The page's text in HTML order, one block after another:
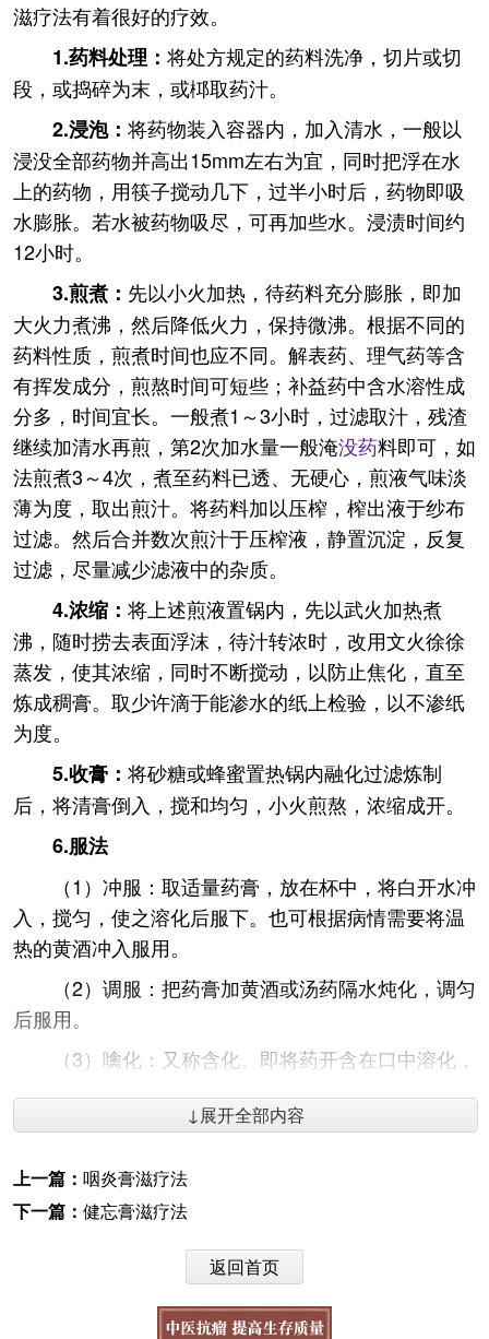
滋疗法有着很好的疗效。
1.药料处理： 将处方规定的药料洗净，切片或切
段，或捣碎为末，或桏取药汁。
2.浸泡： 将药物装入容器内，加入清水，一般以
浸没全部药物并高出15mm左右为宜，同时把浮在水
上的药物，用筷子搅动几下，过半小时后，药物即吸
水膨胀。若水被药物吸尽，可再加些水。浸渍时间约
12小时。
3.煎煮： 先以小火加热，待药料充分膨胀，即加
大火力煮沸，然后降低火力，保持微沸。根据不同的
药料性质，煎煮时间也应不同。解表药、理气药等含
有挥发成分，煎熬时间可短些；补益药中含水溶性成
分多，时间宜长。一般煮1～3小时，过滤取汁，残渣
继续加清水再煎，第2次加水量一般淹没药料即可，如
法煎煮3～4次，煮至药料已透、无硬心，煎液气味淡
薄为度，取出煎汁。将药料加以压榨，榨出液于纱布
过滤。然后合并数次煎汁于压榨液，静置沉淀，反复
过滤，尽量减少滤液中的杂质。
4.浓缩： 将上述煎液置锅内，先以武火加热煮
沸，随时捞去表面浮沫，待汁转浓时，改用文火徐徐
蒸发，使其浓缩，同时不断搅动，以防止焦化，直至
炼成稠膏。取少许滴于能渗水的纸上检验，以不渗纸
为度。
5.收膏： 将砂糖或蜂蜜置热锅内融化过滤炼制
后，将清膏倒入，搅和均匀，小火煎熬，浓缩成开。
6.服法
（1）冲服：取适量药膏，放在杯中，将白开水冲
入，搅匀，使之溶化后服下。也可根据病情需要将温
热的黄酒冲入服用。
（2）调服：把药膏加黄酒或汤药隔水炖化，调匀
后服用。
（3）噙化：又称含化。即将药开含在口中溶化，
此外，滋腻补益药膏宜空腹服。病在下焦，欲使
停留上焦较久者，宜饭后半小时服用；镇静安神的药
膏则宜在睡前1小时服用。
症见咳嗽痰多，咳声重浊，痰白黏
腻或稠厚或稀薄，每于晨间咳痰尤甚，因痰而嗽，痰
出则咳缓，胸闷脘痞，呕恶纳差，腹胀，大便时溏，
↓展开全部内容
上一篇： 咽炎膏滋疗法
下一篇： 健忘膏滋疗法
返回首页